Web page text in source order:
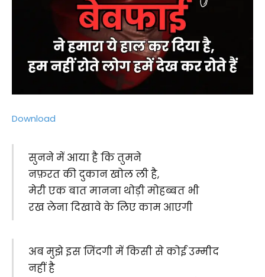
Download
सुनने में आया है कि तुमने
नफ़रत की दुकान खोल ली है,
मेरी एक बात मानना थोड़ी मोहब्बत भी
रख लेना दिखावे के लिए काम आएगी
अब मुझे इस जिंदगी में किसी से कोई उम्मीद
नहीं है